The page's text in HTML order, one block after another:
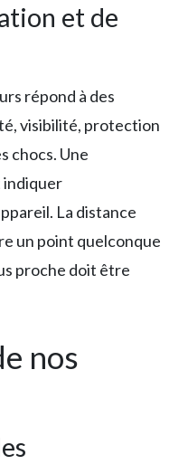
et de
répond à des
visibilité, protection
chocs. Une
indiquer
La distance
un point quelconque
proche doit être
nos